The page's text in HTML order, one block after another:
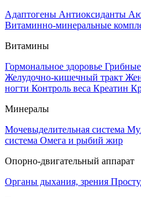
Адаптогены Антиоксиданты
Витаминно-минеральные
Витамины
Гормональное здоровье
Желудочно-кишечный тракт
ногти Контроль веса Креатин
Минералы
Мочевыделительная система
система Омега и рыбий жир
Опорно-двигательный аппарат
Органы дыхания, зрения